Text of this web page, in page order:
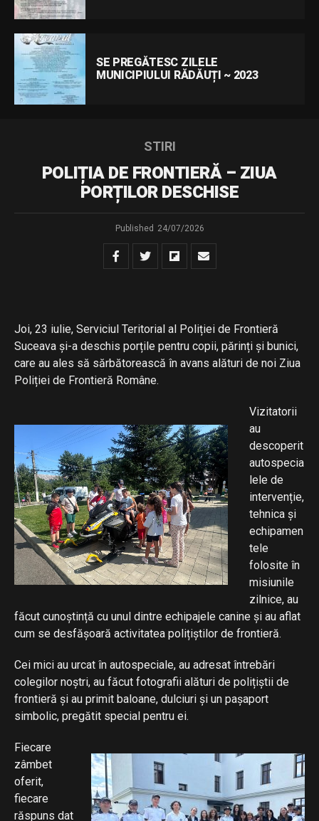
SE PREGĂTESC ZILELE
MUNICIPIULUI RĂDĂUȚI ~ 2023
STIRI
POLIȚIA DE FRONTIERĂ – ZIUA
PORȚILOR DESCHISE
Published 24/07/2026
Joi, 23 iulie, Serviciul Teritorial al Poliției de Frontieră
Suceava și-a deschis porțile pentru copii, părinți și bunici,
care au ales să sărbătorească în avans alături de noi Ziua
Poliției de Frontieră Române.
Vizitatorii
au
descoperit
autospecia
lele de
intervenție,
tehnica și
echipamen
tele
folosite în
misiunile
zilnice, au
făcut cunoștință cu unul dintre echipajele canine și au aflat
cum se desfășoară activitatea polițiștilor de frontieră.
Cei mici au urcat în autospeciale, au adresat întrebări
colegilor noștri, au făcut fotografii alături de polițiștii de
frontieră și au primit baloane, dulciuri și un pașaport
simbolic, pregătit special pentru ei.
Fiecare
zâmbet
oferit,
fiecare
răspuns dat